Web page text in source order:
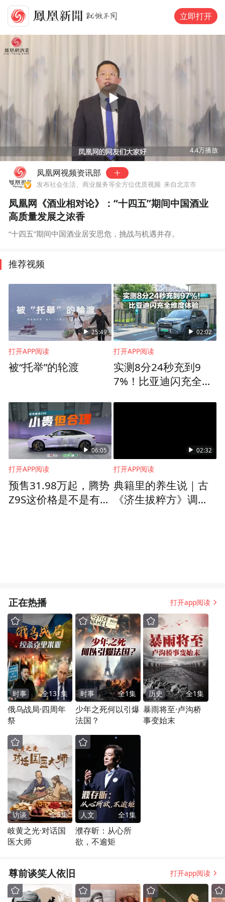
立即打开
00:30
4.4万播放
凤凰网视频资讯部
发布社会生活、商业服务等全方位优质视频 来自北京市
凤凰网《酒业相对论》：“十四五”期间中国酒业
高质量发展之浓香
“十四五”期间中国酒业居安思危，挑战与机遇并存。
推荐视频
25:49
打开APP阅读
被“托举”的轮渡
02:02
打开APP阅读
实测8分24秒充到9
7%！比亚迪闪充全维
06:05
打开APP阅读
预售31.98万起，腾势
Z9S这价格是不是有点
02:32
打开APP阅读
典籍里的养生说｜古
《济生拔粹方》调理
正在热播 打开app阅读
时事 全131集
俄乌战局·四周年
祭
时事 全1集
少年之死何以引爆
法国？
历史 全1集
暴雨将至·卢沟桥
事变始末
访谈 全5集
岐黄之光·对话国
医大师
人文 全1集
濮存昕：从心所
欲，不逾矩
尊前谈笑人依旧 打开app阅读